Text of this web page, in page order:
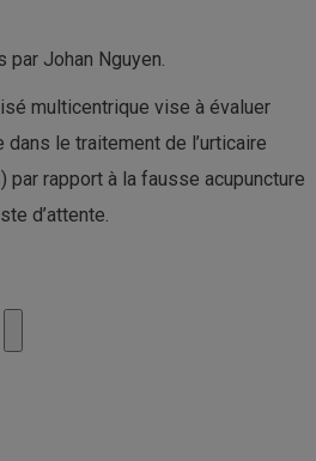
Johan Nguyen.
multicentrique vise à évaluer
dans le traitement de l’urticaire
par rapport à la fausse acupuncture
d’attente.